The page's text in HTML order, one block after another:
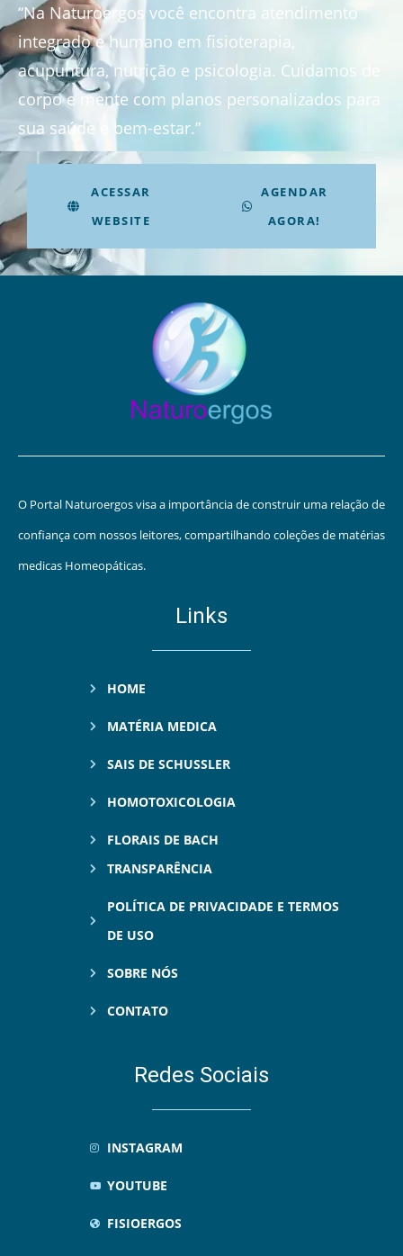
“Na Naturoergos você encontra atendimento
integrado e humano em fisioterapia,
acupuntura, nutrição e psicologia. Cuidamos de
corpo e mente com planos personalizados para
sua saúde e bem-estar.”
ACESSAR
WEBSITE
AGENDAR
AGORA!
O Portal Naturoergos visa a importância de construir uma relação de
confiança com nossos leitores, compartilhando coleções de matérias
medicas Homeopáticas.
Links
HOME
MATÉRIA MEDICA
SAIS DE SCHUSSLER
HOMOTOXICOLOGIA
FLORAIS DE BACH
TRANSPARÊNCIA
POLÍTICA DE PRIVACIDADE E TERMOS
DE USO
SOBRE NÓS
CONTATO
Redes Sociais
INSTAGRAM
YOUTUBE
FISIOERGOS